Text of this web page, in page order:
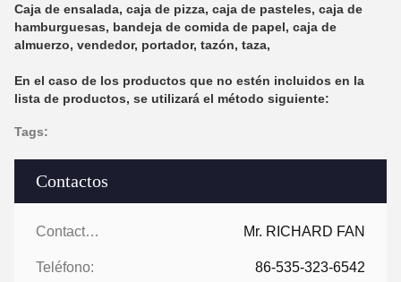
Contactos
Contactos: Mr. RICHARD FAN
Teléfono: 86-535-323-6542
Caja de ensalada, caja de pizza, caja de pasteles, caja de
hamburguesas, bandeja de comida de papel, caja de
almuerzo, vendedor, portador, tazón, taza,
En el caso de los productos que no estén incluidos en la
lista de productos, se utilizará el método siguiente:
Tags: